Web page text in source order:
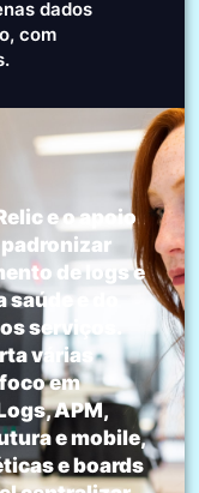
dados
com
e o apoio
de logs e
e do
serviços.
várias
em
APM,
e mobile,
e boards